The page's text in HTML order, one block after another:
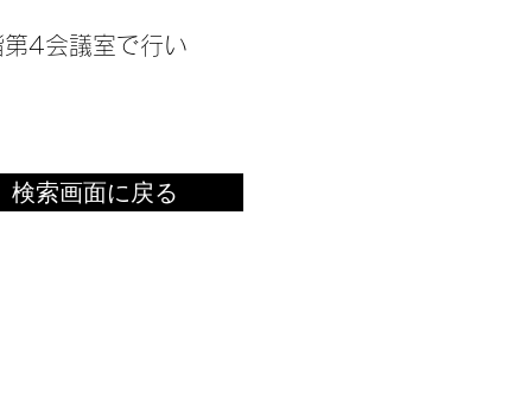
4会議室で行い
検索画面に戻る